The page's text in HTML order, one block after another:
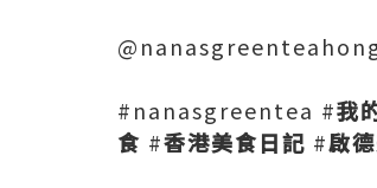
#nanasgreentea #我
食 #香港美食日記 #啟